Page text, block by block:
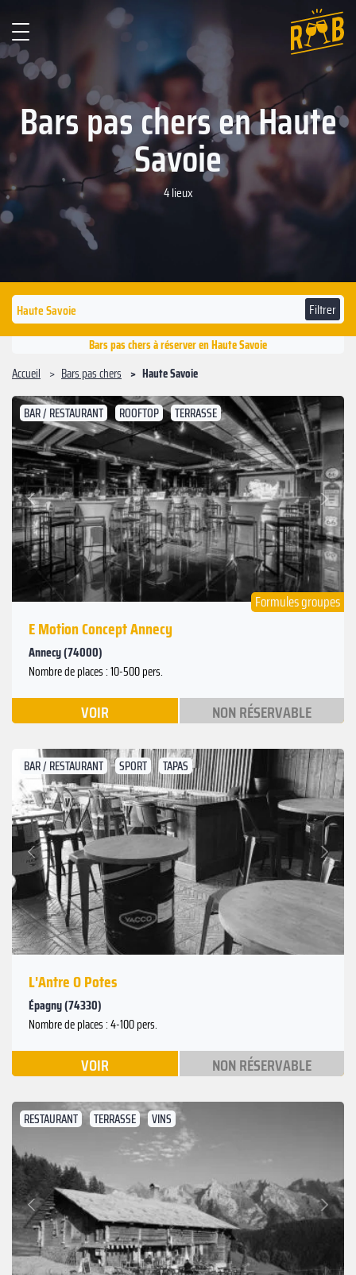
Bars pas chers en Haute
Savoie
4 lieux
Filtrer
Bars pas chers à réserver en Haute Savoie
Accueil
Bars pas chers Haute Savoie
BAR / RESTAURANT ROOFTOP TERRASSE
Précédent
Suivant
Formules groupes
E Motion Concept Annecy
Annecy (74000)
Nombre de places : 10-500 pers.
VOIR NON RÉSERVABLE
BAR / RESTAURANT SPORT TAPAS
Précédent
Suivant
L'Antre O Potes
Épagny (74330)
Nombre de places : 4-100 pers.
VOIR NON RÉSERVABLE
RESTAURANT TERRASSE VINS
Précédent
Suivant